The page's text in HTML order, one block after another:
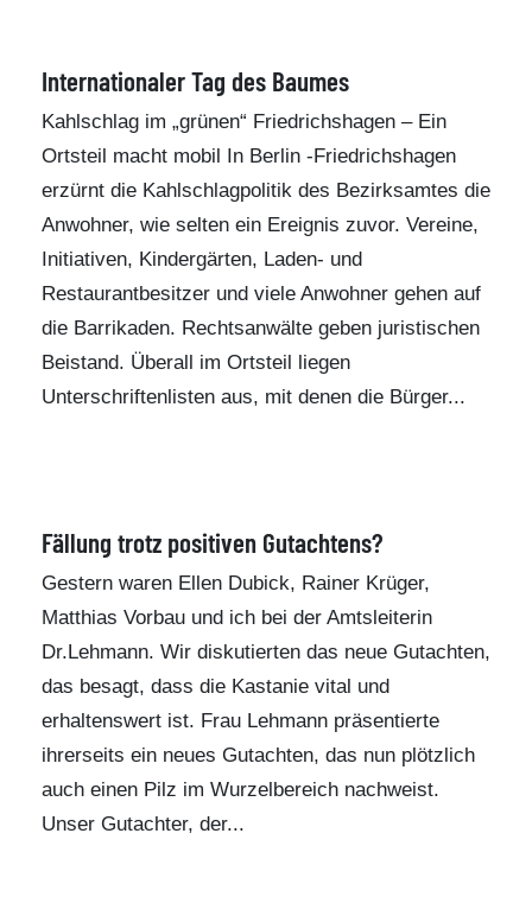
Internationaler Tag des Baumes
Kahlschlag im „grünen“ Friedrichshagen – Ein
Ortsteil macht mobil In Berlin -Friedrichshagen
erzürnt die Kahlschlagpolitik des Bezirksamtes die
Anwohner, wie selten ein Ereignis zuvor. Vereine,
Initiativen, Kindergärten, Laden- und
Restaurantbesitzer und viele Anwohner gehen auf
die Barrikaden. Rechtsanwälte geben juristischen
Beistand. Überall im Ortsteil liegen
Unterschriftenlisten aus, mit denen die Bürger...
Fällung trotz positiven Gutachtens?
Gestern waren Ellen Dubick, Rainer Krüger,
Matthias Vorbau und ich bei der Amtsleiterin
Dr.Lehmann. Wir diskutierten das neue Gutachten,
das besagt, dass die Kastanie vital und
erhaltenswert ist. Frau Lehmann präsentierte
ihrerseits ein neues Gutachten, das nun plötzlich
auch einen Pilz im Wurzelbereich nachweist.
Unser Gutachter, der...